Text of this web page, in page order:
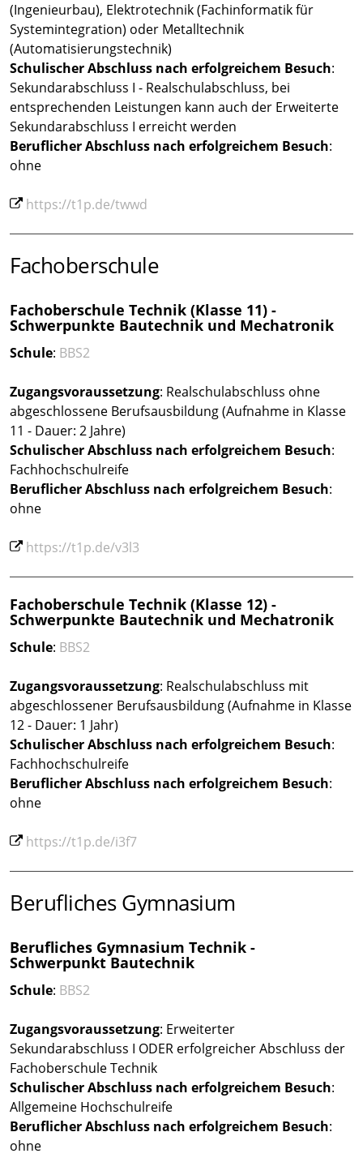
(Ingenieurbau), Elektrotechnik (Fachinformatik für
Systemintegration) oder Metalltechnik
(Automatisierungstechnik)
Schulischer Abschluss nach erfolgreichem Besuch:
Sekundarabschluss I - Realschulabschluss, bei
entsprechenden Leistungen kann auch der Erweiterte
Sekundarabschluss I erreicht werden
Beruflicher Abschluss nach erfolgreichem Besuch:
ohne
https://t1p.de/twwd
Fachoberschule
Fachoberschule Technik (Klasse 11) -
Schwerpunkte Bautechnik und Mechatronik
Schule: BBS2
Zugangsvoraussetzung: Realschulabschluss ohne
abgeschlossene Berufsausbildung (Aufnahme in Klasse
11 - Dauer: 2 Jahre)
Schulischer Abschluss nach erfolgreichem Besuch:
Fachhochschulreife
Beruflicher Abschluss nach erfolgreichem Besuch:
ohne
https://t1p.de/v3l3
Fachoberschule Technik (Klasse 12) -
Schwerpunkte Bautechnik und Mechatronik
Schule: BBS2
Zugangsvoraussetzung: Realschulabschluss mit
abgeschlossener Berufsausbildung (Aufnahme in Klasse
12 - Dauer: 1 Jahr)
Schulischer Abschluss nach erfolgreichem Besuch:
Fachhochschulreife
Beruflicher Abschluss nach erfolgreichem Besuch:
ohne
https://t1p.de/i3f7
Berufliches Gymnasium
Berufliches Gymnasium Technik -
Schwerpunkt Bautechnik
Schule: BBS2
Zugangsvoraussetzung: Erweiterter
Sekundarabschluss I ODER erfolgreicher Abschluss der
Fachoberschule Technik
Schulischer Abschluss nach erfolgreichem Besuch:
Allgemeine Hochschulreife
Beruflicher Abschluss nach erfolgreichem Besuch:
ohne